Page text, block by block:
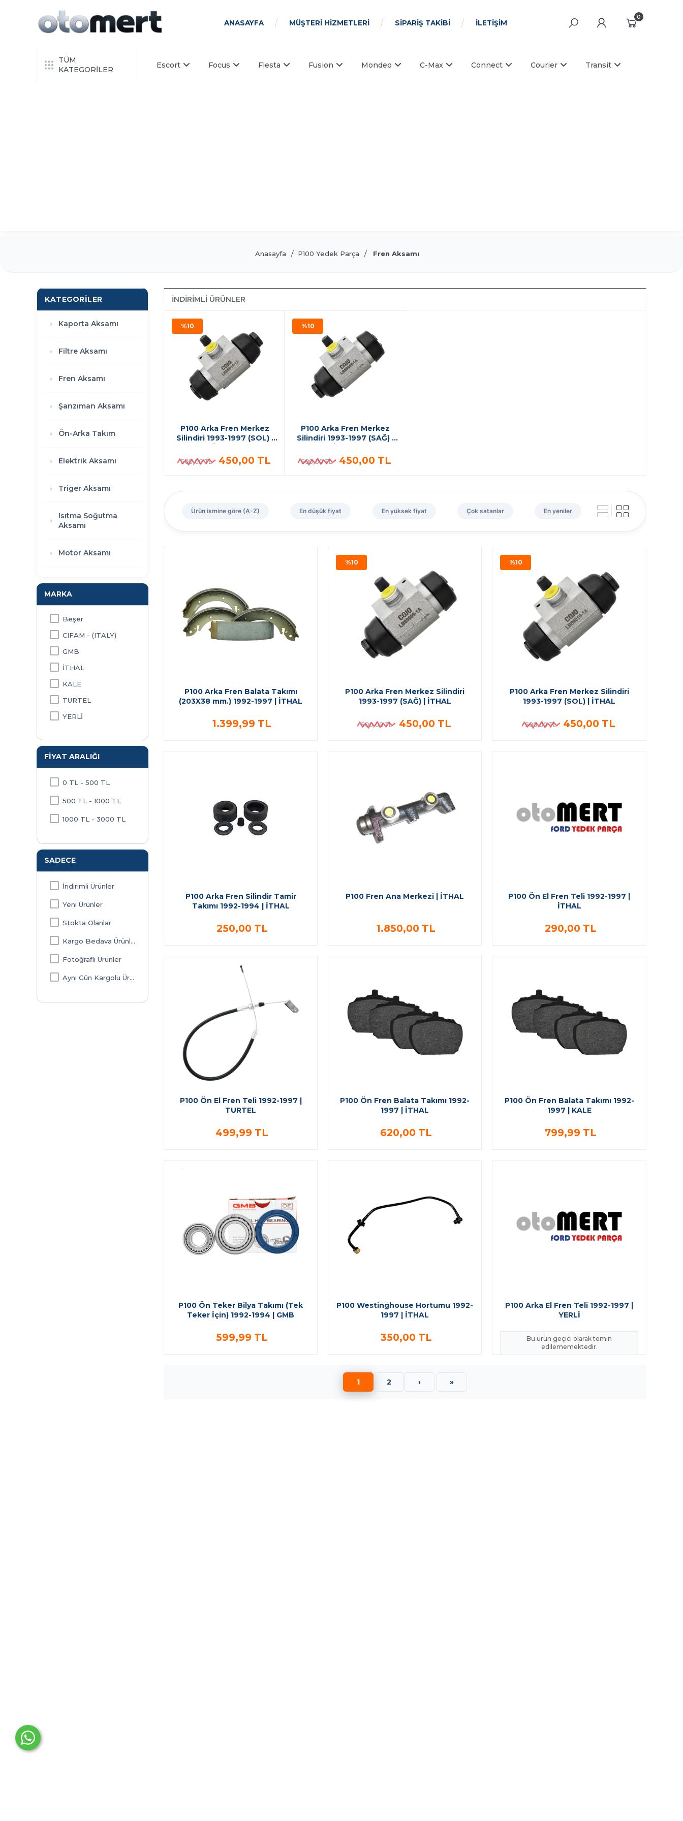
ANASAYFA MÜŞTERİ HİZMETLERİ SİPARİŞ TAKİBİ İLETİŞİM
0
TÜM
KATEGORİLER
Escort Focus Fiesta Fusion Mondeo C-Max Connect Courier Transit
Anasayfa P100 Yedek Parça Fren Aksamı
KATEGORILER
Kaporta Aksamı
Filtre Aksamı
Fren Aksamı
Şanzıman Aksamı
Ön-Arka Takım
Elektrik Aksamı
Triger Aksamı
Isıtma Soğutma
Aksamı
Motor Aksamı
MARKA
Beşer
CIFAM - (ITALY)
GMB
İTHAL
KALE
TURTEL
YERLİ
FIYAT ARALIĞI
0 TL - 500 TL
500 TL - 1000 TL
1000 TL - 3000 TL
SADECE
İndirimli Ürünler
Yeni Ürünler
Stokta Olanlar
Kargo Bedava Ürünler
Fotoğraflı Ürünler
Aynı Gün Kargolu Ürünler
İNDIRIMLI ÜRÜNLER
P100 Arka Fren Merkez
Silindiri 1993-1997 (SOL) |
500,00 TL 450,00 TL
%10
P100 Arka Fren Merkez
Silindiri 1993-1997 (SAĞ) |
500,00 TL 450,00 TL
%10
Ürün ismine göre (A-Z) En düşük fiyat En yüksek fiyat Çok satanlar En yeniler
P100 Arka Fren Balata Takımı
(203X38 mm.) 1992-1997 | İTHAL
1.399,99 TL
P100 Arka Fren Merkez Silindiri
1993-1997 (SAĞ) | İTHAL
500,00 TL 450,00 TL
%10
P100 Arka Fren Merkez Silindiri
1993-1997 (SOL) | İTHAL
500,00 TL 450,00 TL
%10
P100 Arka Fren Silindir Tamir
Takımı 1992-1994 | İTHAL
250,00 TL
P100 Fren Ana Merkezi | İTHAL
1.850,00 TL
P100 Ön El Fren Teli 1992-1997 |
İTHAL
290,00 TL
P100 Ön El Fren Teli 1992-1997 |
TURTEL
499,99 TL
P100 Ön Fren Balata Takımı 1992-
1997 | İTHAL
620,00 TL
P100 Ön Fren Balata Takımı 1992-
1997 | KALE
799,99 TL
P100 Ön Teker Bilya Takımı (Tek
Teker İçin) 1992-1994 | GMB
599,99 TL
P100 Westinghouse Hortumu 1992-
1997 | İTHAL
350,00 TL
P100 Arka El Fren Teli 1992-1997 |
YERLİ
Bu ürün geçici olarak temin
edilememektedir.
1 2 › »